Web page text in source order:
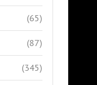
(65)
(87)
(345)